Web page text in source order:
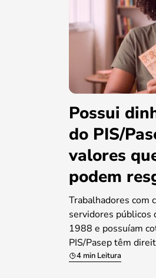
Possui
do PIS/
valores
podem
Trabalhadores com
servidores públicos
1988 e possuíam
PIS/Pasep têm
4 min Leitura